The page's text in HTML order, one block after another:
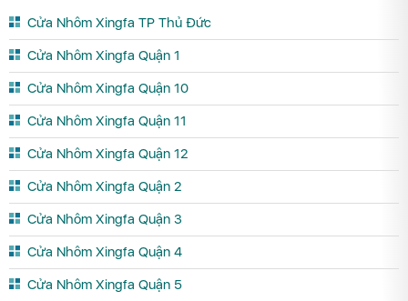
Cửa Nhôm Xingfa TP Thủ Đức
Cửa Nhôm Xingfa Quận 1
Cửa Nhôm Xingfa Quận 10
Cửa Nhôm Xingfa Quận 11
Cửa Nhôm Xingfa Quận 12
Cửa Nhôm Xingfa Quận 2
Cửa Nhôm Xingfa Quận 3
Cửa Nhôm Xingfa Quận 4
Cửa Nhôm Xingfa Quận 5